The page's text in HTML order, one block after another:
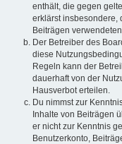
enthält, die gegen
erklärst insbesondere,
Beiträgen
Der Betreiber des
diese
Regeln kann der
dauerhaft von der
Hausverbot erteilen.
Du nimmst zur
Inhalte von Beiträgen
er nicht zur Kenntnis
Benutzerkonto,